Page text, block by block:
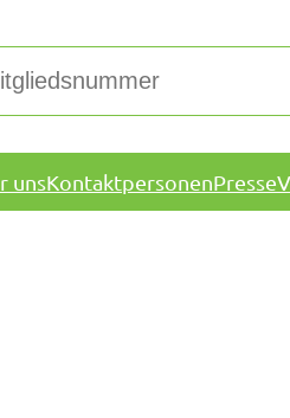
unsKontaktpersonenPresse